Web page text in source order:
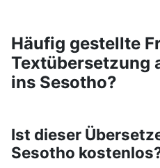
Häufig gestellte
Textübersetzung
ins Sesotho?
Ist dieser
Sesotho